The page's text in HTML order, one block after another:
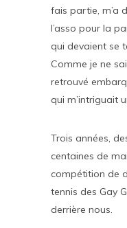
fais partie, m’a
l’asso pour la
qui devaient se
Comme je ne
retrouvé
qui m’intriguait
Trois années,
centaines de
compétition de
tennis des Gay
derrière nous.